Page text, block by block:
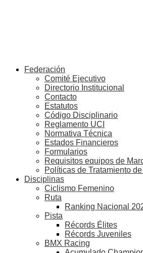
Federación
Comité Ejecutivo
Directorio Institucional
Contacto
Estatutos
Código Disciplinario
Reglamento UCI
Normativa Técnica
Estados Financieros
Formularios
Requisitos equipos de
Políticas de Tratamiento
Disciplinas
Ciclismo Femenino
Ruta
Ranking Nacional
Pista
Récords Élites
Récords Juveniles
BMX Racing